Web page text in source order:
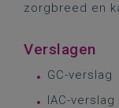
zorgbreed en
Verslagen
GC-verslag
IAC-verslag